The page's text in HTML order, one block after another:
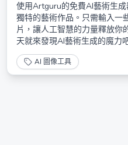
使用Artguru的免費AI藝術生
獨特的藝術作品。只需輸入一
片，讓人工智慧的力量釋放你
天就來發現AI藝術生成的魔力
AI 圖像工具